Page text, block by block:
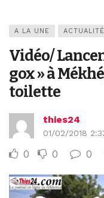
A LA UNE ACTUALITÉ
Vidéo/
gox » à
toilette
thies24
01/02/2018
0 0 0